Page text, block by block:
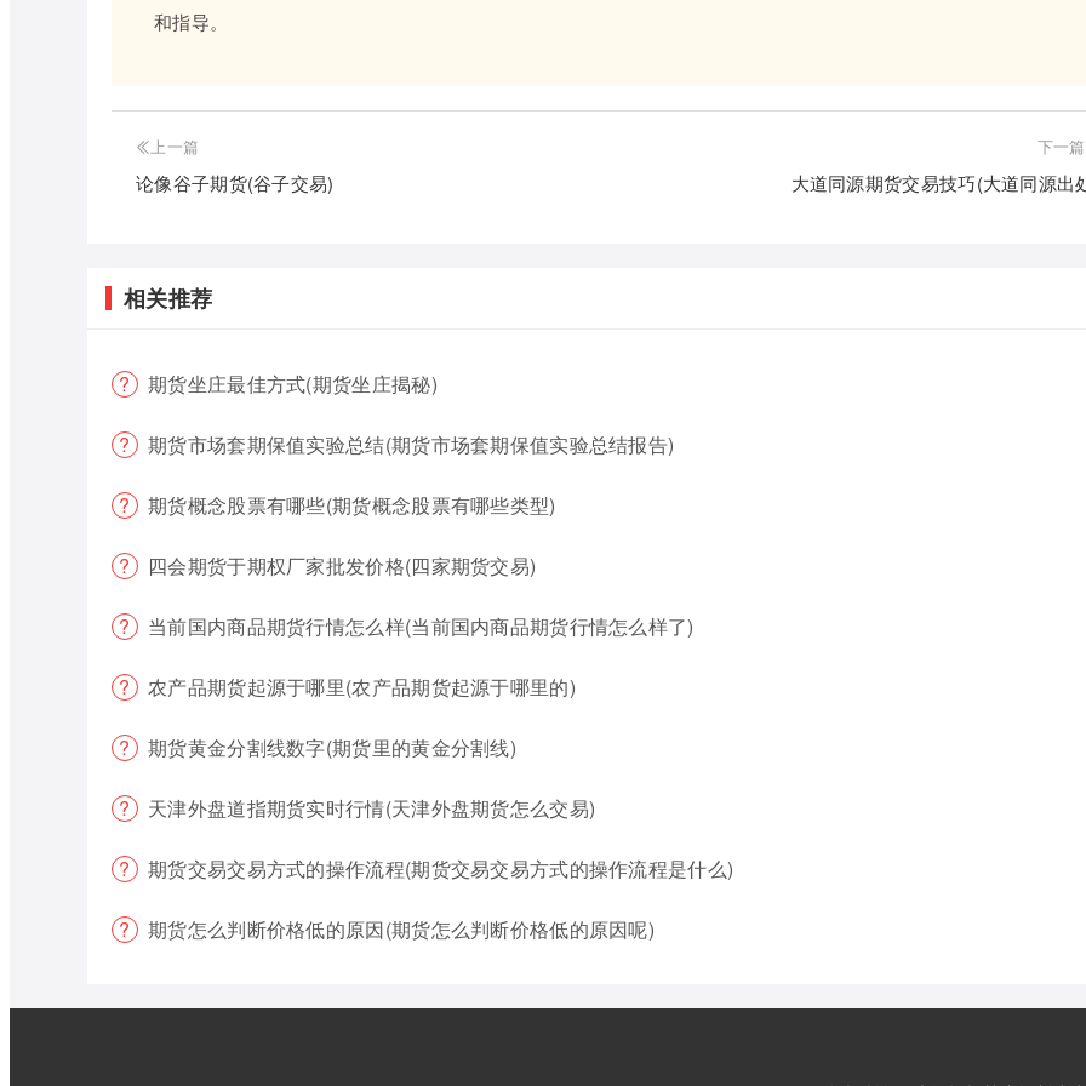
和指导。
上一篇
论像谷子期货(谷子交易)
下一篇
大道同源期货交易技巧(大道同源出
相关推荐
期货坐庄最佳方式(期货坐庄揭秘)
期货市场套期保值实验总结(期货市场套期保值实验总结报告)
期货概念股票有哪些(期货概念股票有哪些类型)
四会期货于期权厂家批发价格(四家期货交易)
当前国内商品期货行情怎么样(当前国内商品期货行情怎么样了)
农产品期货起源于哪里(农产品期货起源于哪里的)
期货黄金分割线数字(期货里的黄金分割线)
天津外盘道指期货实时行情(天津外盘期货怎么交易)
期货交易交易方式的操作流程(期货交易交易方式的操作流程是什么)
期货怎么判断价格低的原因(期货怎么判断价格低的原因呢)